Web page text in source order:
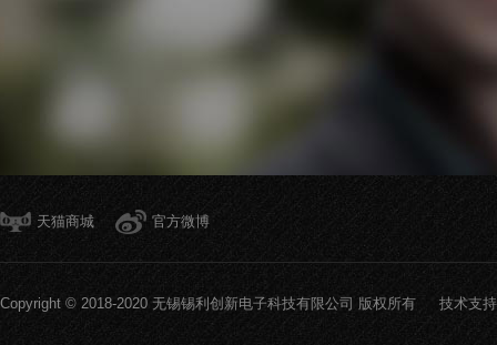
天猫商城 官方微博
Copyright © 2018-2020 无锡锡利创新电子科技有限公司 版权所有 技术支